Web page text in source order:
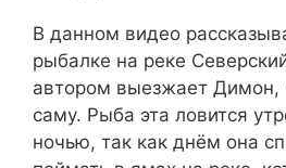
В данном видео
рыбалке на реке
автором выезжает Димон,
саму. Рыба эта ловится
ночью, так как днём она